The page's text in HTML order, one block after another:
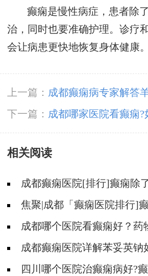
癫痫是慢性病症，患者除
治，同时也要准确护理。诊疗
会让病患更快地恢复身体健康。
上一篇： 成都癫痫病专家解答
人吗?
下一篇： 成都哪家医院看癫痫
痫病危害?
相关阅读
成都癫痫医院[排行]癫痫除
治?焦聚|成都「癫痫医院排行]
哪些治疗和护理?
成都哪个医院看癫痫好？药
意哪些事?
成都癫痫医院详解苯妥英钠
四川哪个医院治癫痫病好?